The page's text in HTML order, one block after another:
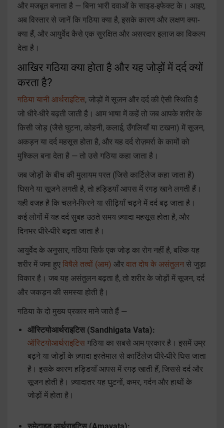
और मजबूत बनाता है — बिना भारी दवाओं के साइड-इफेक्ट के। आइए,
अब विस्तार से जानें कि गठिया क्या है, इसके कारण और लक्षण क्या-
क्या हैं, और आयुर्वेद कैसे एक सुरक्षित और असरदार इलाज का विकल्प
देता है।
आखिर गठिया क्या होता है और यह जोड़ों में दर्द क्यों
करता है?
गठिया यानी आर्थराइटिस, जोड़ों में सूजन और दर्द की ऐसी स्थिति है
जो धीरे-धीरे बढ़ती जाती है। आम भाषा में कहें तो जब आपके शरीर के
किसी जोड़ (जैसे घुटना, कोहनी, कलाई, उँगलियाँ या टखना) में सूजन,
अकड़न या दर्द महसूस होता है, और यह दर्द रोज़मर्रा के कामों को
मुश्किल बना देता है — तो उसे गठिया कहा जाता है।
जब जोड़ों के बीच की मुलायम परत (जिसे कार्टिलेज कहा जाता है)
घिसने या सूजने लगती है, तो हड्डियाँ आपस में रगड़ खाने लगती हैं।
यही वजह है कि चलने-फिरने या सीढ़ियाँ चढ़ने में दर्द बढ़ जाता है।
कई लोगों में यह दर्द सुबह उठते समय ज़्यादा महसूस होता है, और
दिनभर धीरे-धीरे बढ़ता जाता है।
आयुर्वेद के अनुसार, गठिया सिर्फ एक जोड़ का रोग नहीं है, बल्कि यह
शरीर में जमा हुए विषैले तत्वों (आम) और वात दोष के असंतुलन से जुड़ा
विकार है। जब यह असंतुलन बढ़ता है, तो शरीर के जोड़ों में सूजन, दर्द
और जकड़न की समस्या होती है।
गठिया के दो मुख्य प्रकार माने जाते हैं —
ऑस्टियोआर्थराइटिस (Sandhigata Vata):
ऑस्टियोआर्थराइटिस गठिया का सबसे आम प्रकार है। इसमें उम्र
बढ़ने या जोड़ों के ज़्यादा इस्तेमाल से कार्टिलेज धीरे-धीरे घिस जाता
है। इसके कारण हड्डियाँ आपस में रगड़ खाती हैं, जिससे दर्द और
सूजन होती है। ज़्यादातर यह घुटनों, कमर, गर्दन और हाथों के
जोड़ों में होता है।
रुमेटाइड आर्थराइटिस (Amavata):